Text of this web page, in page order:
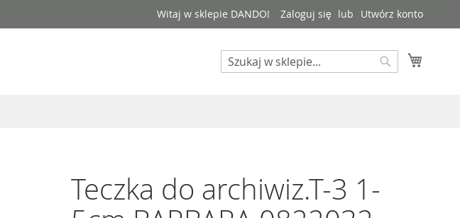
Witaj w sklepie DANDO! Zaloguj się Utwórz konto
Search
Teczka do archiwiz.T-3 1-